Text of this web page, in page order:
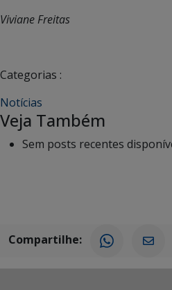
Viviane Freitas
Categorias :
Notícias
Veja Também
Sem posts recentes
Compartilhe: